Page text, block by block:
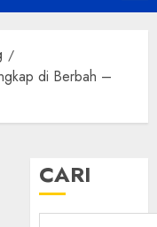
di Berbah –
CARI